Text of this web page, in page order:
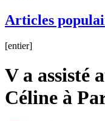
Articles
[entier]
V a assisté
Céline à